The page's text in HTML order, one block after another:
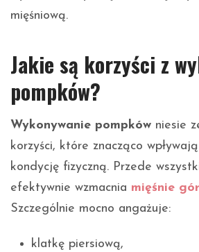
mięśniową.
Jakie są korzyści z
pompków?
Wykonywanie pompków niesie
korzyści, które znacząco
kondycję fizyczną. Przede
efektywnie wzmacnia mięśnie
Szczególnie mocno angażuje:
klatkę piersiową,